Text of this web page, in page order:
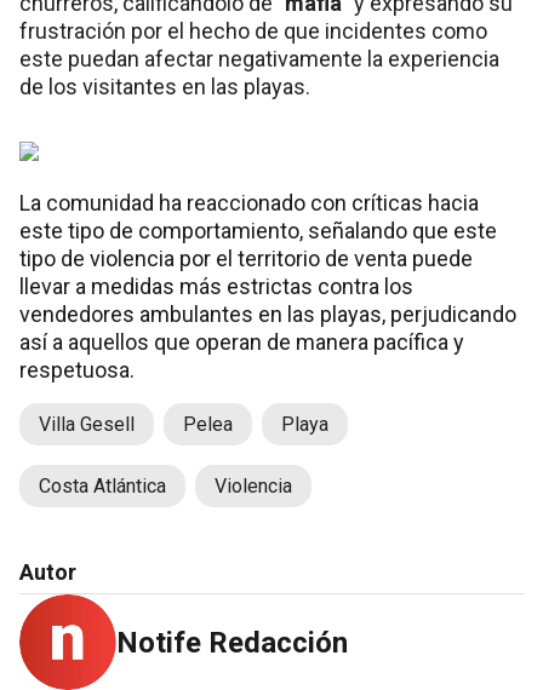
frustración por el hecho de que incidentes como
este puedan afectar negativamente la experiencia
de los visitantes en las playas.
La comunidad ha reaccionado con críticas hacia
este tipo de comportamiento, señalando que este
tipo de violencia por el territorio de venta puede
llevar a medidas más estrictas contra los
vendedores ambulantes en las playas, perjudicando
así a aquellos que operan de manera pacífica y
respetuosa.
Villa Gesell Pelea Playa
Costa Atlántica Violencia
Autor
Notife Redacción